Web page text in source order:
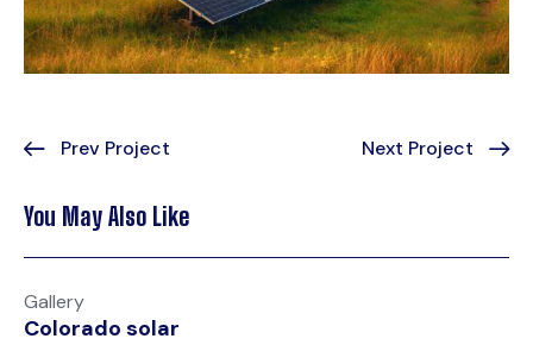
Prev Project Next Project
You May Also Like
Gallery
Colorado solar